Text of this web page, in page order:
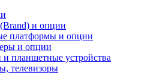
и опции
платформы и опции
и опции
и планшетные устройства
телевизоры